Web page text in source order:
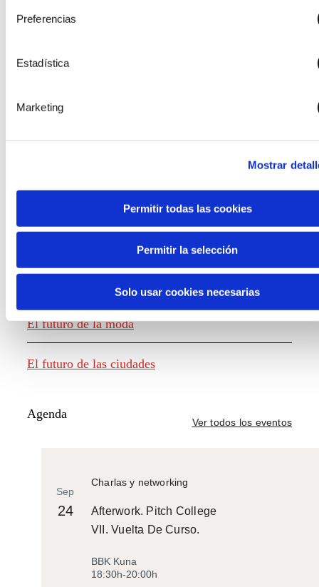
Preferencias
Estadística
Marketing
Mostrar
Permitir todas las cookies
Permitir la selección
Solo usar cookies necesarias
Generación de conocimiento
Informe El futuro del trabajo
El futuro de los alimentos
El futuro de la moda
El futuro de las ciudades
Agenda
Ver todos los eventos
Charlas y networking
Sep
24
Afterwork. Pitch College
VII. Vuelta De Curso.
BBK Kuna
18:30h-20:00h